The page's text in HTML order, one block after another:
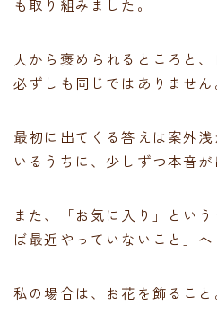
も取り組みました。
人から褒められるところと
必ずしも同じではありません
最初に出てくる答えは案外
いるうちに、少しずつ本音が
また、「お気に入り」とい
ば最近やっていないこと」へ
私の場合は、お花を飾ること